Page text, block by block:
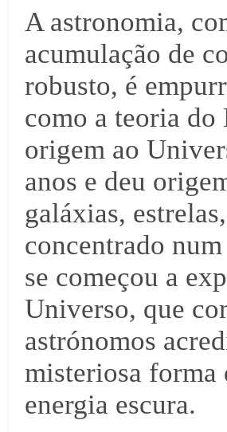
A astronomia,
acumulação de
robusto, é
como a teoria
origem ao
anos e deu
galáxias,
concentrado
se começou a
Universo, que
astrónomos
misteriosa forma
energia escura.